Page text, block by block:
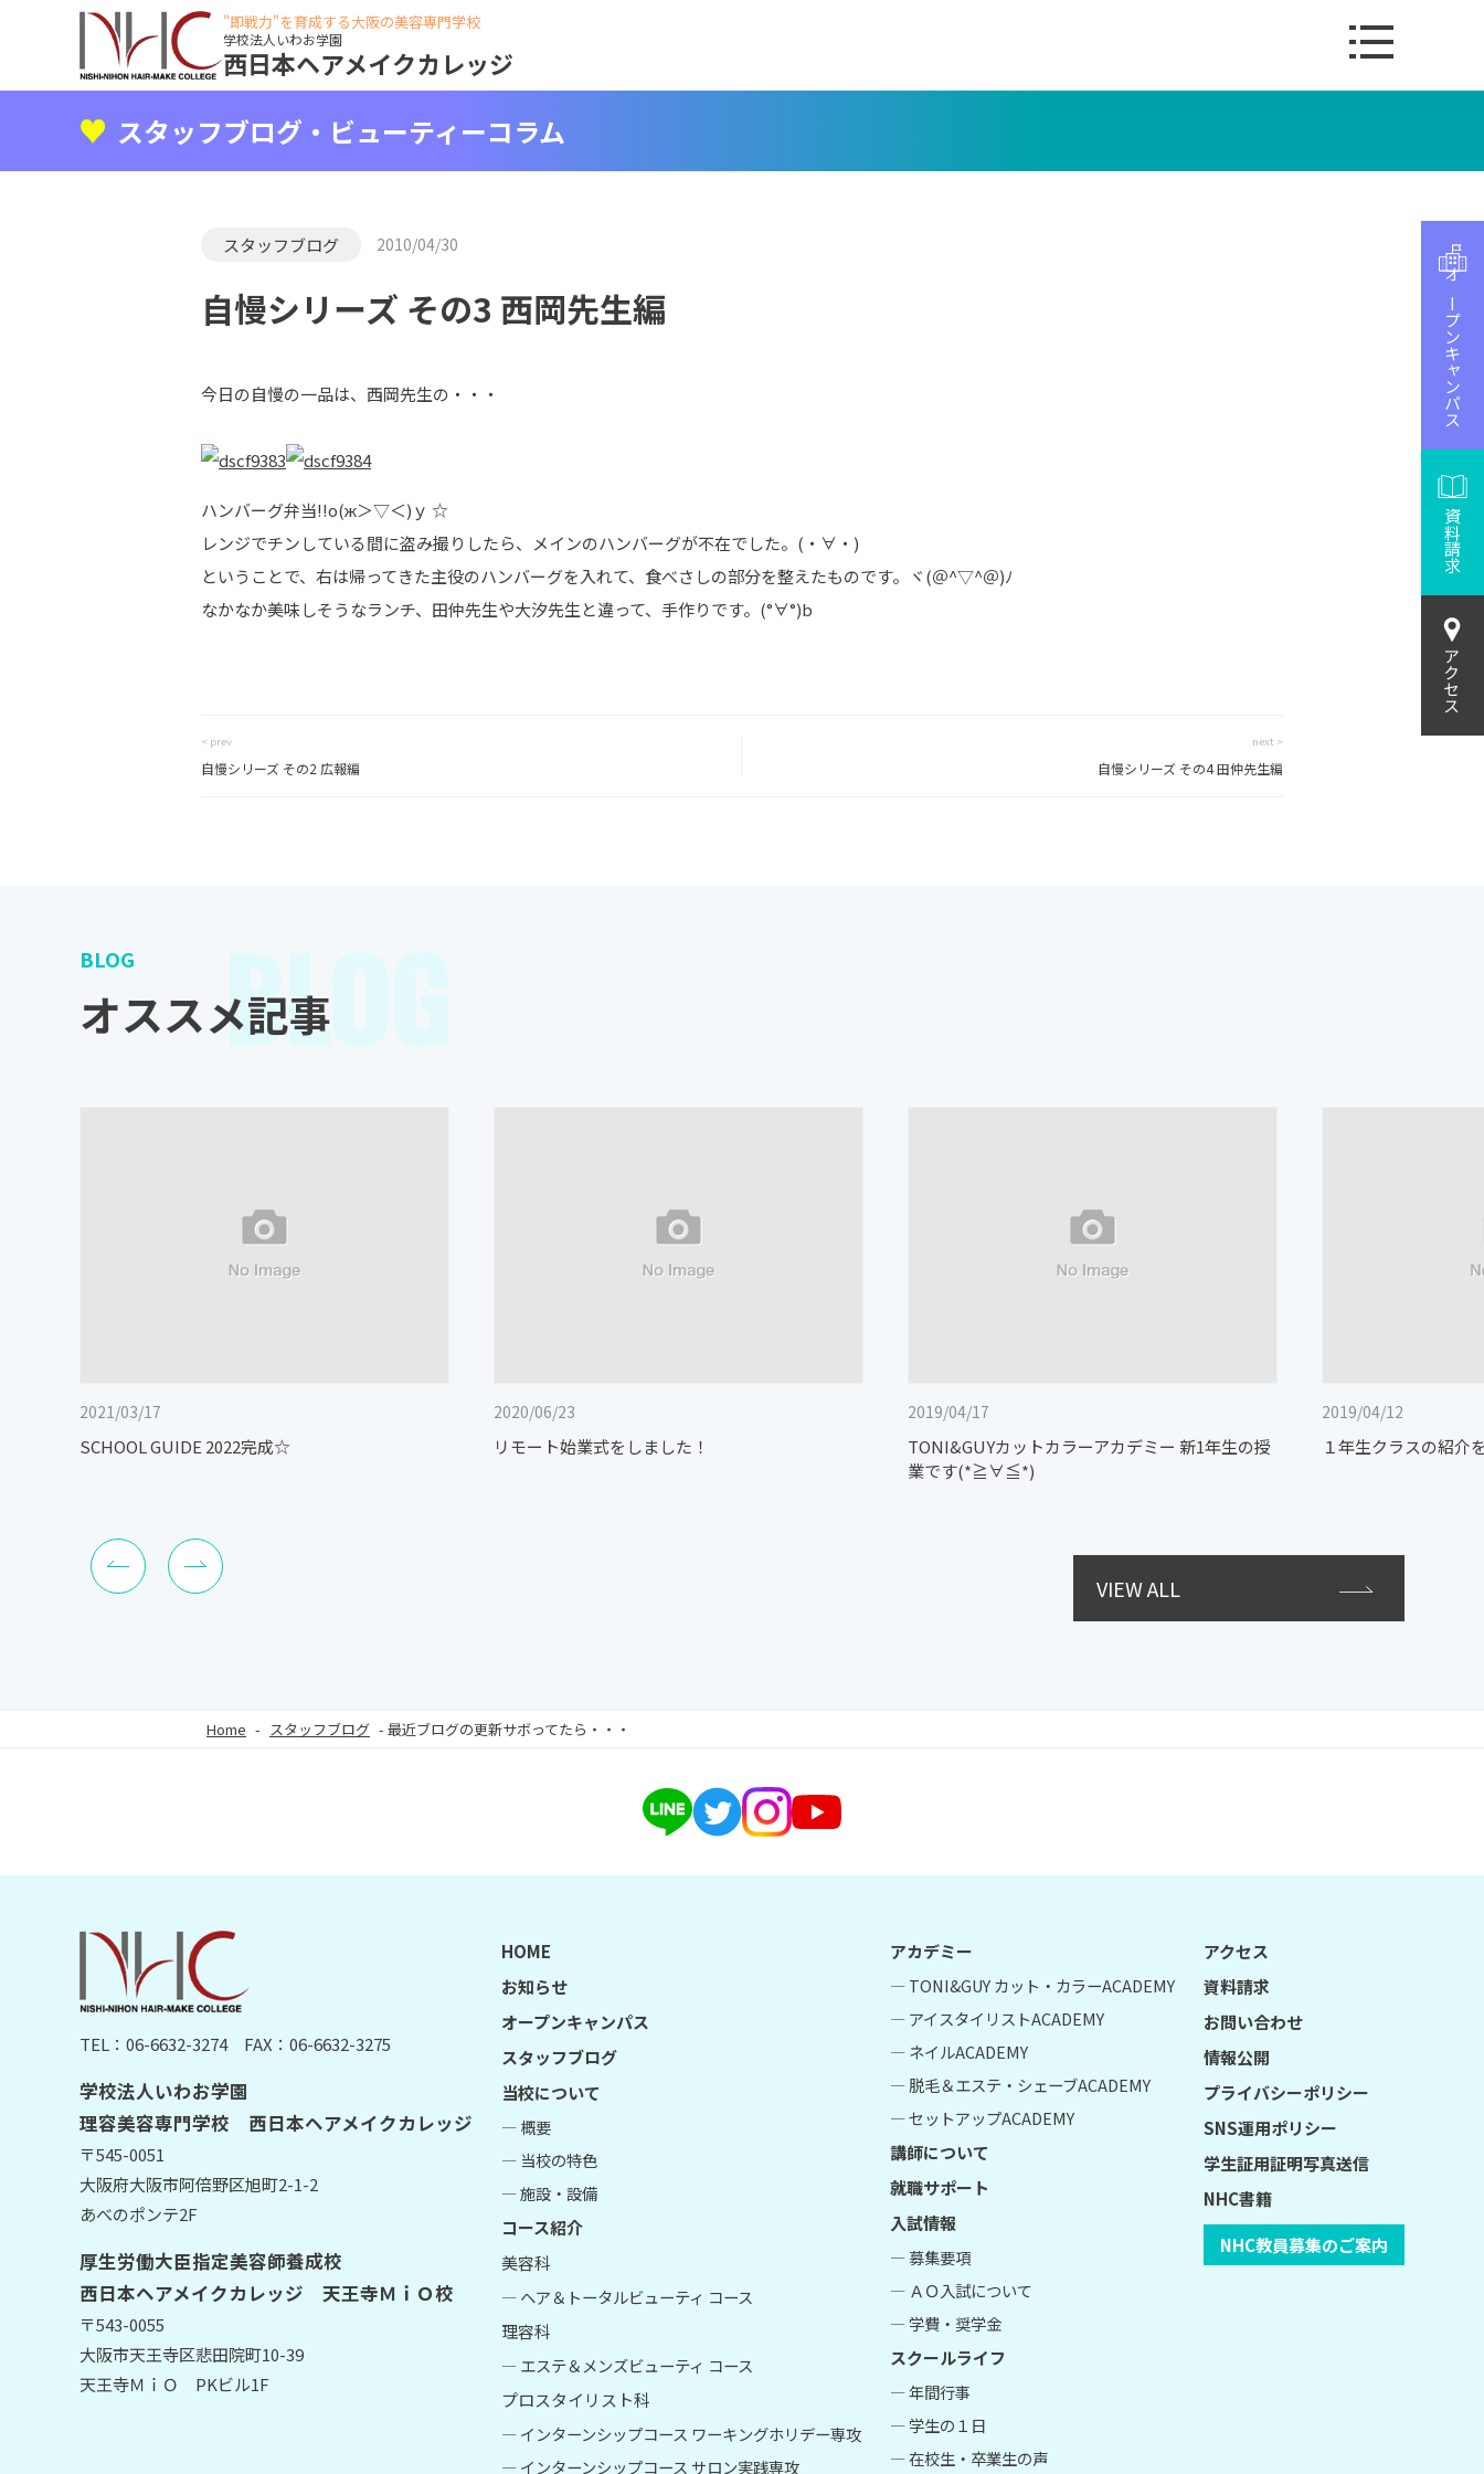
"即戦力"を育成する大阪の美容専門学校
学校法人いわお学園
西日本ヘアメイクカレッジ
オープンキャンパス
資料請求
アクセス
スタッフブログ・ビューティーコラム
スタッフブログ 2010/04/30
自慢シリーズ その3 西岡先生編
今日の自慢の一品は、西岡先生の・・・
ハンバーグ弁当!!о(ж＞▽＜)ｙ ☆
レンジでチンしている間に盗み撮りしたら、メインのハンバーグが不在でした。(・∀・)
ということで、右は帰ってきた主役のハンバーグを入れて、食べさしの部分を整えたものです。ヾ(＠^▽^＠)ﾉ
なかなか美味しそうなランチ、田仲先生や大汐先生と違って、手作りです。(°∀°)b
< prev
自慢シリーズ その2 広報編
next >
自慢シリーズ その4 田仲先生編
BLOG
オススメ記事
BLOG
2021/03/17
SCHOOL GUIDE 2022完成☆
2020/06/23
リモート始業式をしました！
2019/04/17
TONI&GUYカットカラーアカデミー 新1年生の授
業です(*≧∀≦*)
2019/04/12
１年生クラスの紹介
VIEW ALL
Home - スタッフブログ - 最近ブログの更新サボってたら・・・
TEL：06-6632-3274FAX：06-6632-3275
学校法人いわお学園
理容美容専門学校 西日本ヘアメイクカレッジ
〒545-0051
大阪府大阪市阿倍野区旭町2-1-2
あべのポンテ2F
厚生労働大臣指定美容師養成校
西日本ヘアメイクカレッジ 天王寺ＭｉＯ校
〒543-0055
大阪市天王寺区悲田院町10-39
天王寺ＭｉＯ PKビル1F
HOME
お知らせ
オープンキャンパス
スタッフブログ
当校について
― 概要
― 当校の特色
― 施設・設備
コース紹介
美容科
― ヘア＆トータルビューティ コース
理容科
― エステ＆メンズビューティ コース
プロスタイリスト科
― インターンシップコース ワーキングホリデー専攻
― インターンシップコース サロン実践専攻
アカデミー
― TONI&GUY カット・カラーACADEMY
― アイスタイリストACADEMY
― ネイルACADEMY
― 脱毛＆エステ・シェーブACADEMY
― セットアップACADEMY
講師について
就職サポート
入試情報
― 募集要項
― ＡＯ入試について
― 学費・奨学金
スクールライフ
― 年間行事
― 学生の１日
― 在校生・卒業生の声
アクセス
資料請求
お問い合わせ
情報公開
プライバシーポリシー
SNS運用ポリシー
学生証用証明写真送信
NHC書籍
NHC教員募集のご案内